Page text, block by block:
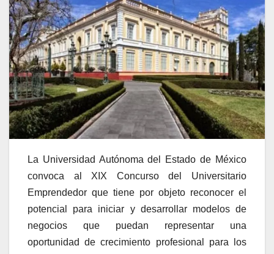
La Universidad Autónoma del Estado de México
convoca al XIX Concurso del Universitario
Emprendedor que tiene por objeto reconocer el
potencial para iniciar y desarrollar modelos de
negocios que puedan representar una
oportunidad de crecimiento profesional para los